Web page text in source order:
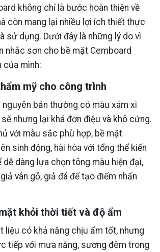
không chỉ là bước hoàn thiện về
còn mang lại nhiều lợi ích thiết thực
sử dụng. Dưới đây là những lý do vì
nhắc sơn cho bề mặt Cemboard
của mình:
mỹ cho công trình
bản thường có màu xám xi
nhưng lại khá đơn điệu và khô cứng.
với màu sắc phù hợp, bề mặt
sinh động, hài hòa với tổng thể kiến
dàng lựa chọn tông màu hiện đại,
vân gỗ, giả đá để tạo điểm nhấn
khỏi thời tiết và độ ẩm
liệu có khả năng chịu ẩm tốt, nhưng
tiếp với mưa nắng, sương đêm trong